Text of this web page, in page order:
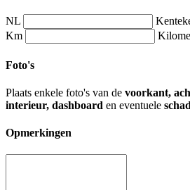
NL
Km
Foto's
Plaats enkele foto's van de voorkant,
interieur, dashboard en eventuele
Opmerkingen